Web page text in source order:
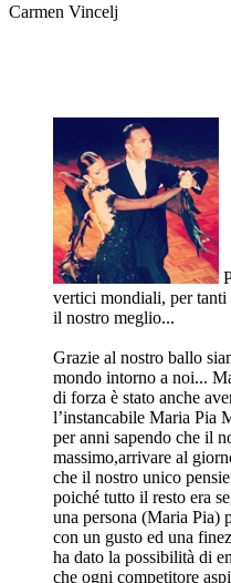
Carmen Vincelj
vertici mondiali, per tanti
il nostro meglio...
Grazie al nostro ballo
mondo intorno a noi...
di forza è stato anche
l’instancabile Maria Pia
per anni sapendo che il
massimo,arrivare al
che il nostro unico
poiché tutto il resto era
una persona (Maria Pia)
con un gusto ed una
ha dato la possibilità di
che ogni competitore